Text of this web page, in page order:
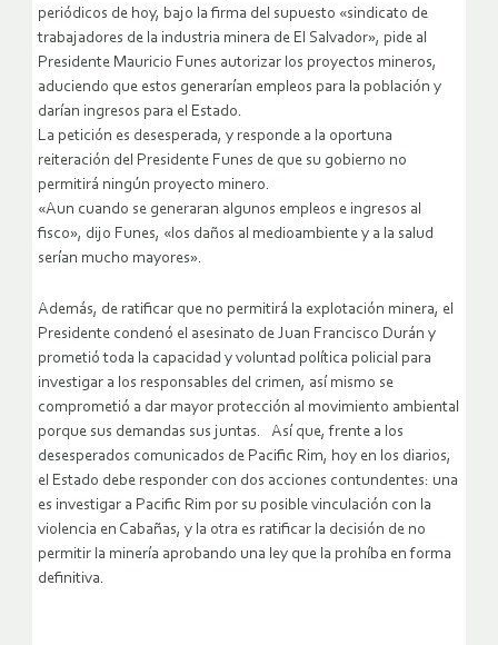
periódicos de hoy, bajo la firma del supuesto «sindicato de
trabajadores de la industria minera de El Salvador», pide al
Presidente Mauricio Funes autorizar los proyectos mineros,
aduciendo que estos generarían empleos para la población y
darían ingresos para el Estado.
La petición es desesperada, y responde a la oportuna
reiteración del Presidente Funes de que su gobierno no
permitirá ningún proyecto minero.
«Aun cuando se generaran algunos empleos e ingresos al
fisco», dijo Funes, «los daños al medioambiente y a la salud
serían mucho mayores».
Además, de ratificar que no permitirá la explotación minera, el
Presidente condenó el asesinato de Juan Francisco Durán y
prometió toda la capacidad y voluntad política policial para
investigar a los responsables del crimen, así mismo se
comprometió a dar mayor protección al movimiento ambiental
porque sus demandas sus juntas. Así que, frente a los
desesperados comunicados de Pacific Rim, hoy en los diarios,
el Estado debe responder con dos acciones contundentes: una
es investigar a Pacific Rim por su posible vinculación con la
violencia en Cabañas, y la otra es ratificar la decisión de no
permitir la minería aprobando una ley que la prohíba en forma
definitiva.